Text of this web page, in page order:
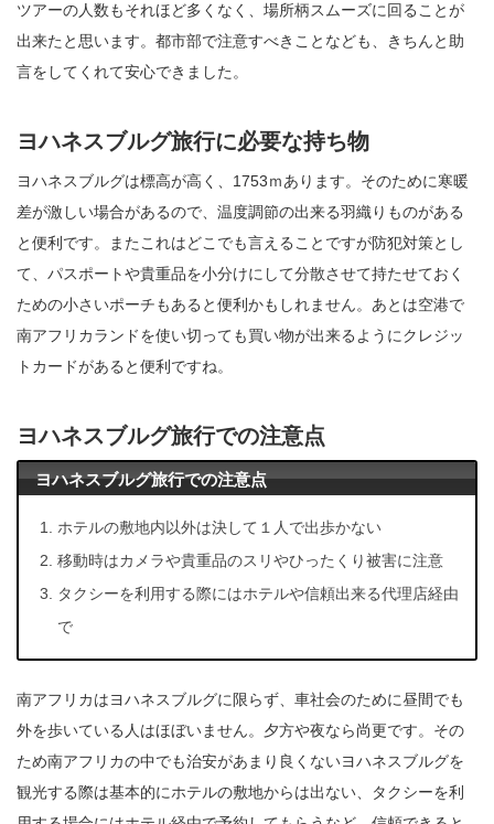
ツアーの人数もそれほど多くなく、場所柄スムーズに回ることが
出来たと思います。都市部で注意すべきことなども、きちんと助
言をしてくれて安心できました。
ヨハネスブルグ旅行に必要な持ち物
ヨハネスブルグは標高が高く、1753ｍあります。そのために寒暖
差が激しい場合があるので、温度調節の出来る羽織りものがある
と便利です。またこれはどこでも言えることですが防犯対策とし
て、パスポートや貴重品を小分けにして分散させて持たせておく
ための小さいポーチもあると便利かもしれません。あとは空港で
南アフリカランドを使い切っても買い物が出来るようにクレジッ
トカードがあると便利ですね。
ヨハネスブルグ旅行での注意点
ヨハネスブルグ旅行での注意点
ホテルの敷地内以外は決して１人で出歩かない
移動時はカメラや貴重品のスリやひったくり被害に注意
タクシーを利用する際にはホテルや信頼出来る代理店経由
で
南アフリカはヨハネスブルグに限らず、車社会のために昼間でも
外を歩いている人はほぼいません。夕方や夜なら尚更です。その
ため南アフリカの中でも治安があまり良くないヨハネスブルグを
観光する際は基本的にホテルの敷地からは出ない、タクシーを利